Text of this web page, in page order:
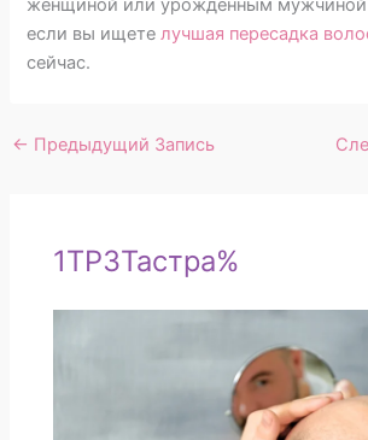
женщиной или урожденным
если вы ищетелучшая пересадка
сейчас.
← Предыдущий Запись
1TP3Тастра%